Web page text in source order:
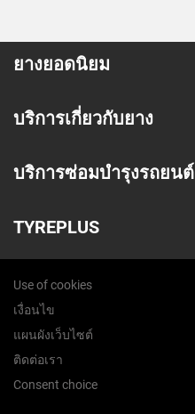
ยางยอดนิยม
บริการเกี่ยวกับยาง
บริการซ่อมบำรุงรถยนต์
TYREPLUS
Use of cookies
เงื่อนไข
แผนผังเว็บไซต์
ติดต่อเรา
Consent choice